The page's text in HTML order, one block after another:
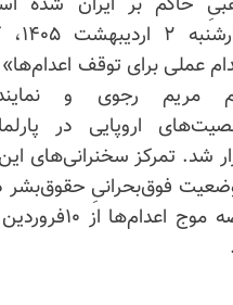
عملی برای توقف
مریم رجوی و
اروپایی در
شد. تمرکز سخنرانی‌های
فوق‌بحرانیِ‌ حقوق‌بشر
خاصه موج اعدام‌ها